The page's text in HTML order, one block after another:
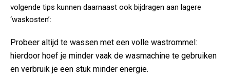
volgende tips kunnen daarnaast ook bijdragen aan lagere
‘waskosten’:
Probeer altijd te wassen met een volle wastrommel:
hierdoor hoef je minder vaak de wasmachine te gebruiken
en verbruik je een stuk minder energie.